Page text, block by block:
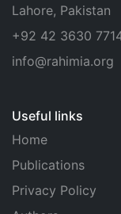
Lahore, Pakistan
+92 42 3630
info@rahimia.org
Useful links
Home
Publications
Privacy Policy